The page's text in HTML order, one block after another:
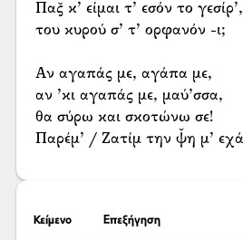
Πας̌ κ’ είμαι τ’ εσόν το γεσίρ’,
του κυρού σ’ τ’ ορφανόν -ι;
Αν αγαπάς με, αγάπα με,
αν ’κι αγαπάς με, μαύ’σσα,
θα σύρω και σκοτώνω σε!
Παρέμ’ / Ζατίμ την ψ̌η μ’
Κείμενο Επεξήγηση